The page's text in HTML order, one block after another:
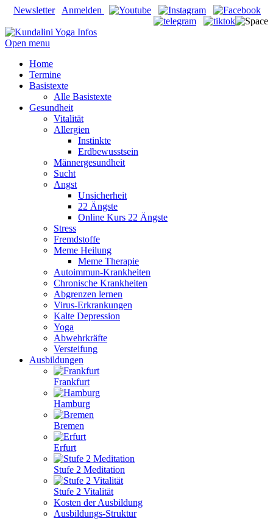
Newsletter Anmelden
Open menu
Home
Termine
Basistexte
Alle Basistexte
Gesundheit
Vitalität
Allergien
Instinkte
Erdbewusstsein
Männergesundheit
Sucht
Angst
Unsicherheit
22 Ängste
Online Kurs 22 Ängste
Stress
Fremdstoffe
Meme Heilung
Meme Therapie
Autoimmun-Krankheiten
Chronische Krankheiten
Abgrenzen lernen
Virus-Erkrankungen
Kalte Depression
Yoga
Abwehrkräfte
Versteifung
Ausbildungen
Frankfurt
Hamburg
Bremen
Erfurt
Stufe 2 Meditation
Stufe 2 Vitalität
Kosten der Ausbildung
Ausbildungs-Struktur